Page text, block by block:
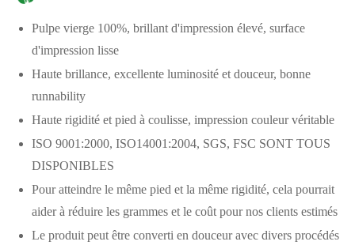
Pulpe vierge 100%, brillant d'impression élevé, surface
d'impression lisse
Haute brillance, excellente luminosité et douceur, bonne
runnability
Haute rigidité et pied à coulisse, impression couleur véritable
ISO 9001:2000, ISO14001:2004, SGS, FSC SONT TOUS
DISPONIBLES
Pour atteindre le même pied et la même rigidité, cela pourrait
aider à réduire les grammes et le coût pour nos clients estimés
Le produit peut être converti en douceur avec divers procédés